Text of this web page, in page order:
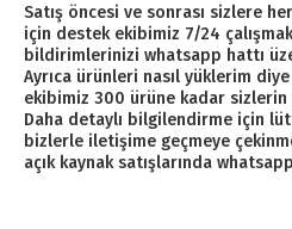
Satış öncesi ve sonrası sizlere
için destek ekibimiz 7/24
bildirimlerinizi whatsapp hattı
Ayrıca ürünleri nasıl yüklerim
ekibimiz 300 ürüne kadar
Daha detaylı bilgilendirme için
bizlerle iletişime geçmeye
açık kaynak satışlarında